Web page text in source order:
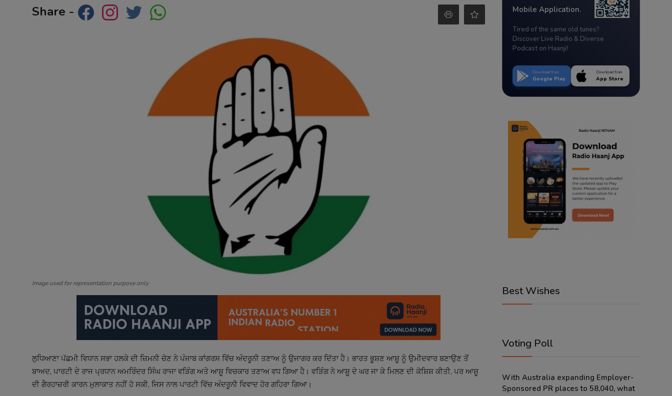
Share -
Image used for representation purpose only
ਲੁਧਿਆਣਾ ਪੱਛਮੀ ਵਿਧਾਨ ਸਭਾ ਹਲਕੇ ਦੀ ਜ਼ਿਮਨੀ ਚੋਣ ਨੇ ਪੰਜਾਬ ਕਾਂਗਰਸ ਵਿੱਚ ਅੰਦਰੂਨੀ ਤਣਾਅ ਨੂੰ ਉਜਾਗਰ ਕਰ ਦਿੱਤਾ ਹੈ। ਭਾਰਤ ਭੂਸ਼ਣ ਆਸ਼ੂ ਨੂੰ ਉਮੀਦਵਾਰ ਬਣਾਉਣ ਤੋਂ
ਬਾਅਦ, ਪਾਰਟੀ ਦੇ ਰਾਜ ਪ੍ਰਧਾਨ ਅਮਰਿੰਦਰ ਸਿੰਘ ਰਾਜਾ ਵੜਿੰਗ ਅਤੇ ਆਸ਼ੂ ਵਿਚਕਾਰ ਤਣਾਅ ਵਧ ਗਿਆ ਹੈ। ਵੜਿੰਗ ਨੇ ਆਸ਼ੂ ਦੇ ਘਰ ਜਾ ਕੇ ਮਿਲਣ ਦੀ ਕੋਸ਼ਿਸ਼ ਕੀਤੀ, ਪਰ ਆਸ਼ੂ
ਦੀ ਗੈਰਹਾਜ਼ਰੀ ਕਾਰਨ ਮੁਲਾਕਾਤ ਨਹੀਂ ਹੋ ਸਕੀ, ਜਿਸ ਨਾਲ ਪਾਰਟੀ ਵਿੱਚ ਅੰਦਰੂਨੀ ਵਿਵਾਦ ਹੋਰ ਗਹਿਰਾ ਗਿਆ।
Mobile Application.
Tired of the same old tunes?
Discover Live Radio & Diverse
Podcast on Haanji!
Download from
Google Play
Download from
App Store
Best Wishes
Voting Poll
With Australia expanding Employer-
Sponsored PR places to 58,040, what